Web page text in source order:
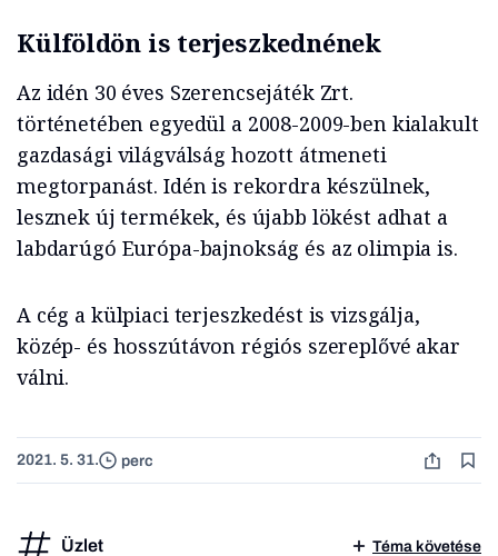
Külföldön is terjeszkednének
Az idén 30 éves Szerencsejáték Zrt.
történetében egyedül a 2008-2009-ben kialakult
gazdasági világválság hozott átmeneti
megtorpanást. Idén is rekordra készülnek,
lesznek új termékek, és újabb lökést adhat a
labdarúgó Európa-bajnokság és az olimpia is.
A cég a külpiaci terjeszkedést is vizsgálja,
közép- és hosszútávon régiós szereplővé akar
válni.
2021. 5. 31. perc
Üzlet Téma követése